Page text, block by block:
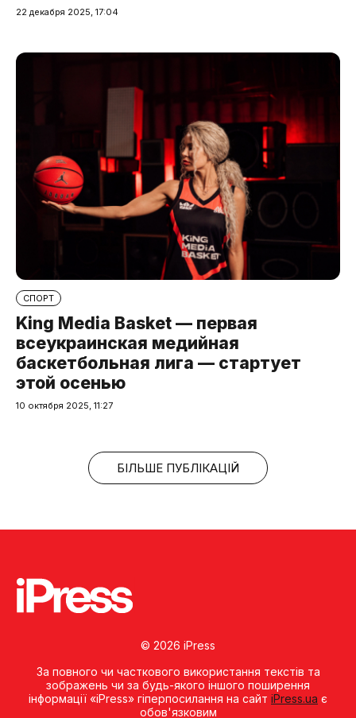
22 декабря 2025, 17:04
СПОРТ
King Media Basket — первая
всеукраинская медийная
баскетбольная лига — стартует
этой осенью
10 октября 2025, 11:27
БІЛЬШЕ ПУБЛІКАЦІЙ
© 2026 iPress
За повного чи часткового використання текстів та
зображень чи за будь-якого іншого поширення
інформації «iPress» гіперпосилання на сайт iPress.ua є
обов'язковим